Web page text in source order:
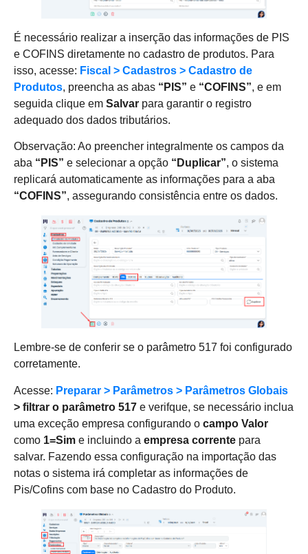
É necessário realizar a inserção das informações de PIS
e COFINS diretamente no cadastro de produtos. Para
isso, acesse: Fiscal > Cadastros > Cadastro de
Produtos, preencha as abas “PIS” e “COFINS”, e em
seguida clique em Salvar para garantir o registro
adequado dos dados tributários.
Observação: Ao preencher integralmente os campos da
aba “PIS” e selecionar a opção “Duplicar”, o sistema
replicará automaticamente as informações para a aba
“COFINS”, assegurando consistência entre os dados.
Lembre-se de conferir se o parâmetro 517 foi configurado
corretamente.
Acesse: Preparar > Parâmetros > Parâmetros Globais
> filtrar o parâmetro 517 e verifque, se necessário inclua
uma exceção empresa configurando o campo Valor
como 1=Sim e incluindo a empresa corrente para
salvar. Fazendo essa configuração na importação das
notas o sistema irá completar as informações de
Pis/Cofins com base no Cadastro do Produto.